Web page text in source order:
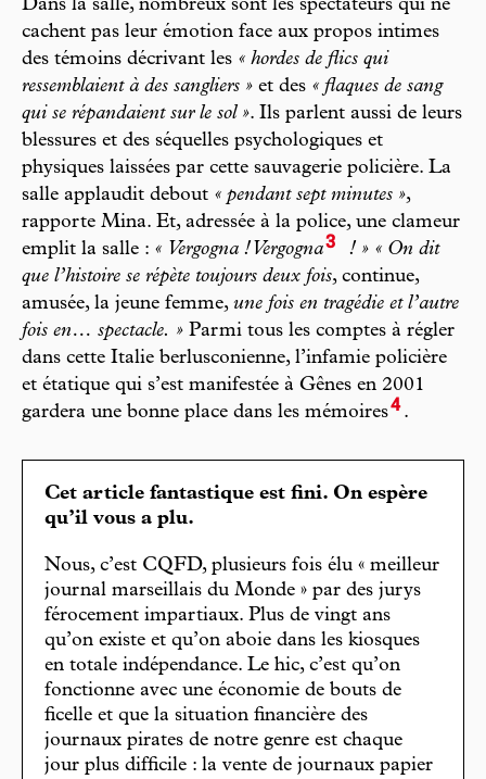
Dans la salle, nombreux sont les spectateurs qui ne
cachent pas leur émotion face aux propos intimes
des témoins décrivant les « hordes de flics qui
ressemblaient à des sangliers » et des « flaques de sang
qui se répandaient sur le sol ». Ils parlent aussi de leurs
blessures et des séquelles psychologiques et
physiques laissées par cette sauvagerie policière. La
salle applaudit debout « pendant sept minutes »,
rapporte Mina. Et, adressée à la police, une clameur
emplit la salle : « Vergogna ! Vergogna3
! » « On dit
que l’histoire se répète toujours deux fois, continue,
amusée, la jeune femme, une fois en tragédie et l’autre
fois en… spectacle. » Parmi tous les comptes à régler
dans cette Italie berlusconienne, l’infamie policière
et étatique qui s’est manifestée à Gênes en 2001
gardera une bonne place dans les mémoires4.
Cet article fantastique est fini. On espère
qu’il vous a plu.
Nous, c’est CQFD, plusieurs fois élu « meilleur
journal marseillais du Monde » par des jurys
férocement impartiaux. Plus de vingt ans
qu’on existe et qu’on aboie dans les kiosques
en totale indépendance. Le hic, c’est qu’on
fonctionne avec une économie de bouts de
ficelle et que la situation financière des
journaux pirates de notre genre est chaque
jour plus difficile : la vente de journaux papier